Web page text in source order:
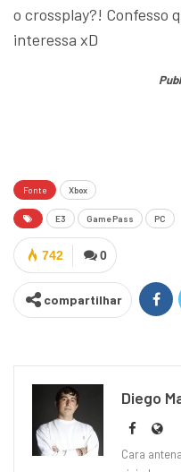
o crossplay?! Confesso
interessa xD
Fonte Xbox
E3 Game Pass PC
0
742
compartilhar
Diego
Cara